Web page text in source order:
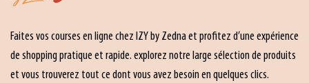
Faites vos courses en ligne chez IZY by Zedna et profitez d’une expérience
de shopping pratique et rapide. explorez notre large sélection de produits
et vous trouverez tout ce dont vous avez besoin en quelques clics.